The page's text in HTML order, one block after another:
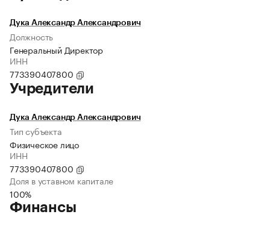
Дука Александр Александрович
Должность
Генеральный Директор
ИНН
773390407800
Учредители
Дука Александр Александрович
Тип субъекта
Физическое лицо
ИНН
773390407800
Доля в уставном капитале
100%
Финансы